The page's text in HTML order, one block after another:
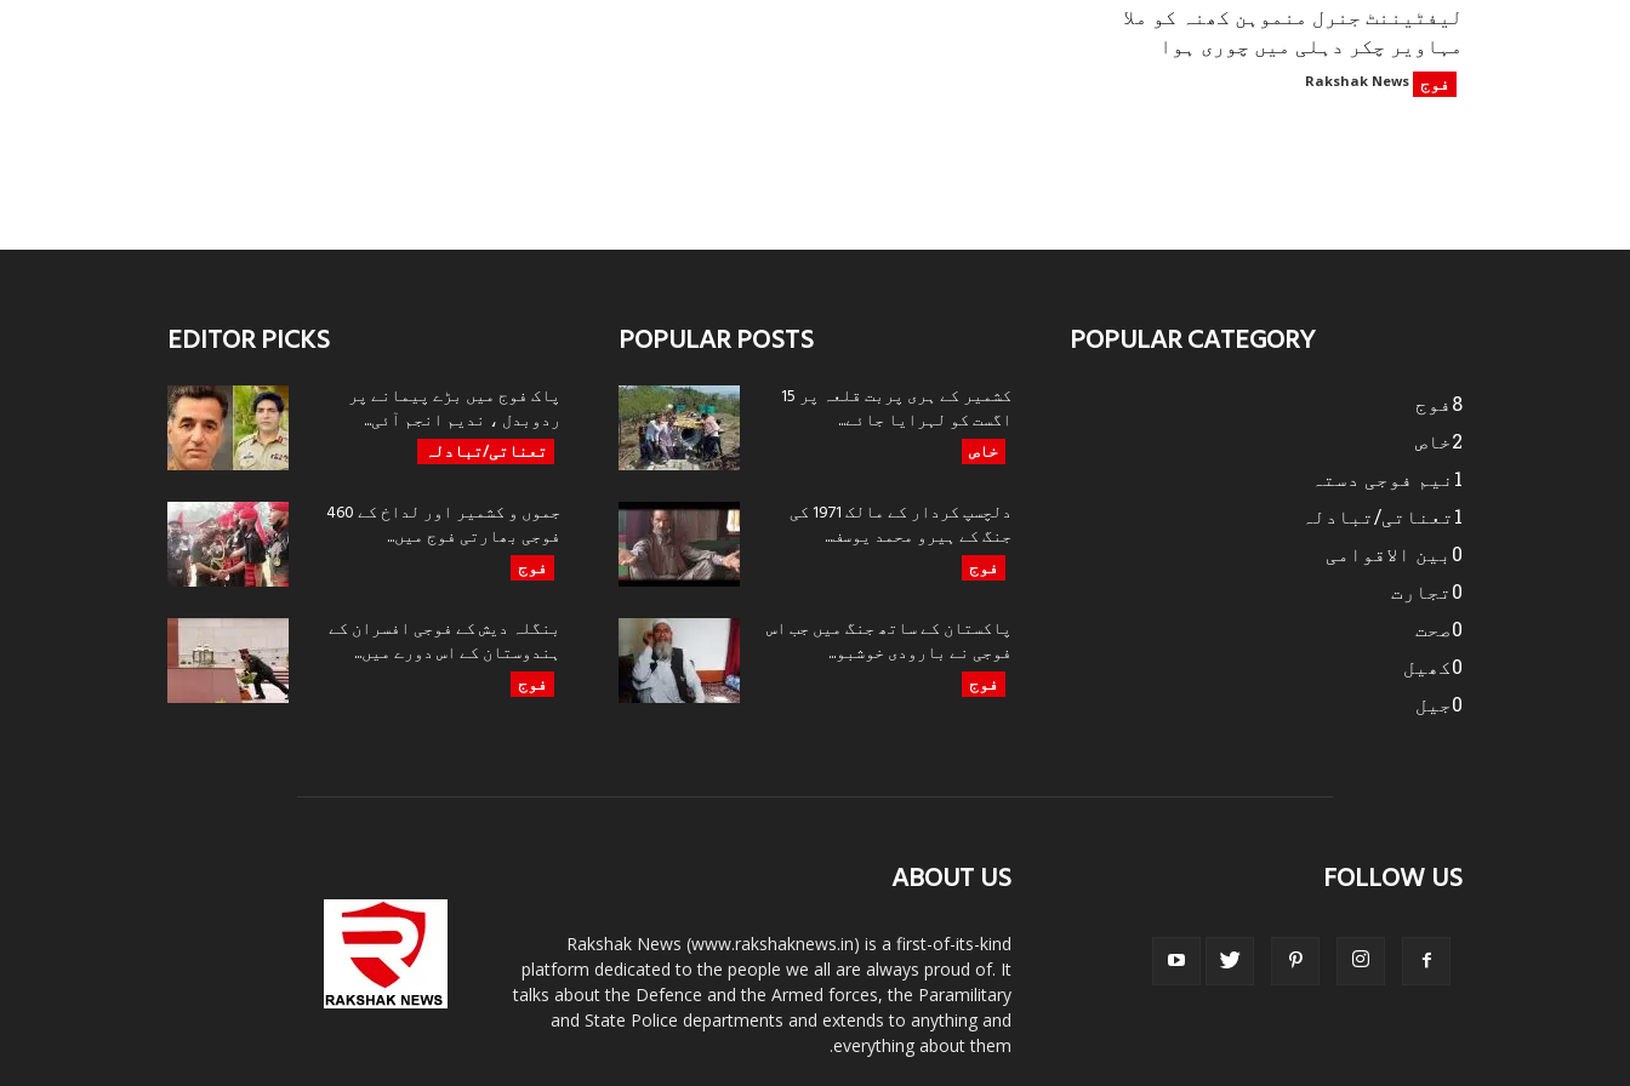
لیفٹیننٹ جنرل منموہن کھنہ کو ملا
مہاویر چکر دہلی میں چوری ہوا
فوج Rakshak News
EDITOR PICKS
پاک فوج میں بڑے پیمانے پر
ردوبدل ، ندیم انجم آئی...
تعناتی/تبادلہ
جموں و کشمیر اور لداخ کے 460
فوجی بھارتی فوج میں...
فوج
بنگلہ دیش کے فوجی افسران کے
ہندوستان کے اس دورے میں...
فوج
POPULAR POSTS
کشمیر کے ہری پربت قلعہ پر 15
اگست کو لہرایا جائے...
خاص
دلچسپ کردار کے مالک 1971 کی
جنگ کے ہیرو محمد یوسف...
فوج
پاکستان کے ساتھ جنگ میں جب اس
فوجی نے بارودی خوشبو...
فوج
POPULAR CATEGORY
فوج8
خاص2
نیم فوجی دستہ 1
تعناتی/تبادلہ1
بین الاقوامی 0
تجارت0
صحت0
کھیل0
جیل0
ABOUT US
Rakshak News (www.rakshaknews.in) is a first-of-its-kind
platform dedicated to the people we all are always proud of. It
talks about the Defence and the Armed forces, the Paramilitary
and State Police departments and extends to anything and
everything about them.
FOLLOW US